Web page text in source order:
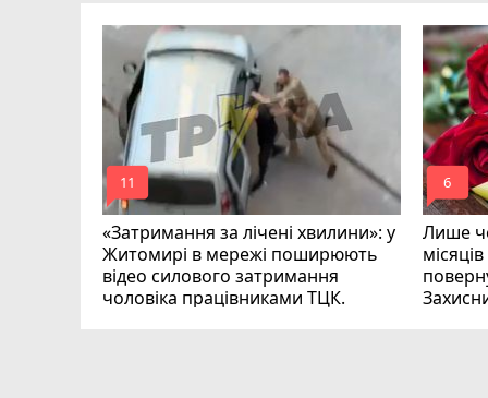
«Затримання за лічені хвилини»: у
Житомирі в мережі поширюють
відео силового затримання
чоловіка працівниками ТЦК.
mode_comment
11
Лише
mode_comment
6